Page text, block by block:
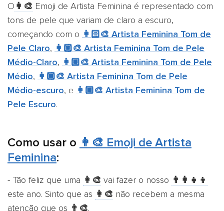
O 👩‍🎨 Emoji de Artista Feminina é representado com
tons de pele que variam de claro a escuro,
começando com o 👩🏻‍🎨 Artista Feminina Tom de
Pele Claro, 👩🏼‍🎨 Artista Feminina Tom de Pele
Médio-Claro, 👩🏽‍🎨 Artista Feminina Tom de Pele
Médio, 👩🏾‍🎨 Artista Feminina Tom de Pele
Médio-escuro, e 👩🏿‍🎨 Artista Feminina Tom de
Pele Escuro.
Como usar o 👩‍🎨 Emoji de Artista
Feminina:
- Tão feliz que uma 👩‍🎨 vai fazer o nosso ​​ 👨‍👩‍👧‍👦
este ano. Sinto que as 👩‍🎨 não recebem a mesma
atenção que os 👨‍🎨.